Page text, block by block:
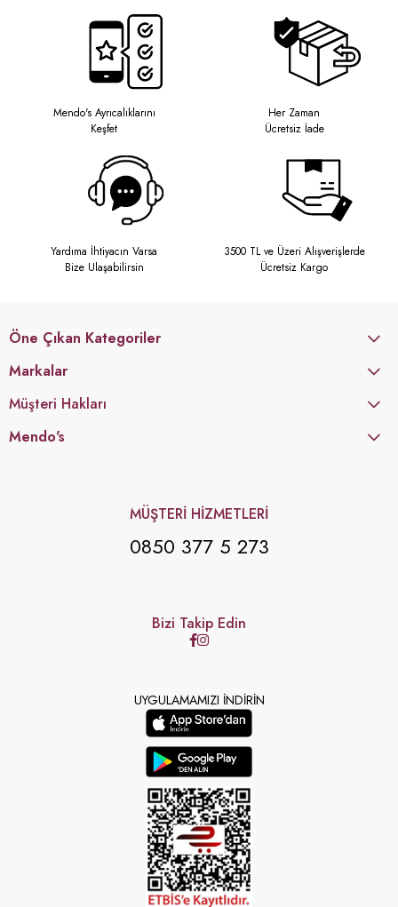
Mendo's Ayrıcalıklarını
Keşfet
Her Zaman
Ücretsiz İade
Yardıma İhtiyacın Varsa
Bize Ulaşabilirsin
3500 TL ve Üzeri Alışverişlerde
Ücretsiz Kargo
Öne Çıkan Kategoriler
Markalar
Müşteri Hakları
Mendo's
MÜŞTERİ HİZMETLERİ
0850 377 5 273
Bizi Takip Edin
UYGULAMAMIZI İNDİRİN